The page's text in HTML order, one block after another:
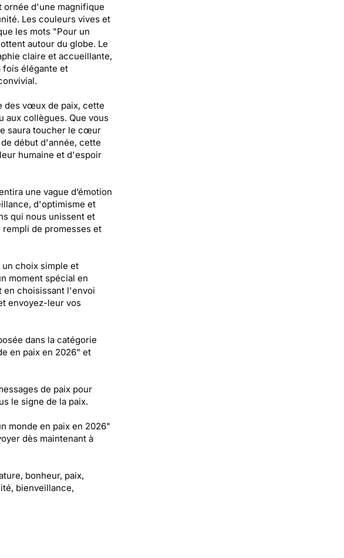
ornée d'une magnifique
Les couleurs vives et
les mots "Pour un
autour du globe. Le
claire et accueillante,
élégante et
des vœux de paix, cette
aux collègues. Que vous
saura toucher le cœur
début d'année, cette
humaine et d'espoir
une vague d’émotion
d'optimisme et
qui nous unissent et
de promesses et
choix simple et
moment spécial en
en choisissant l'envoi
envoyez-leur vos
dans la catégorie
en paix en 2026" et
de paix pour
le signe de la paix.
monde en paix en 2026"
dès maintenant à
bonheur, paix,
bienveillance,